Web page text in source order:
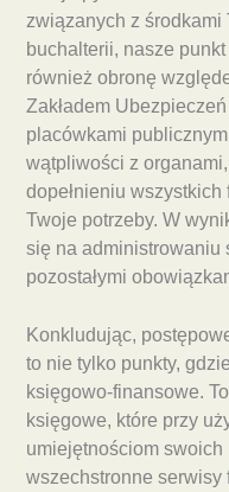
związanych z środkami
buchalterii, nasze
również obronę
Zakładem
placówkami
wątpliwości z
dopełnieniu
Twoje potrzeby. W
się na administrowaniu
pozostałymi
Konkludując,
to nie tylko punkty,
księgowo-finansowe.
księgowe, które przy
umiejętnościom
wszechstronne serwisy